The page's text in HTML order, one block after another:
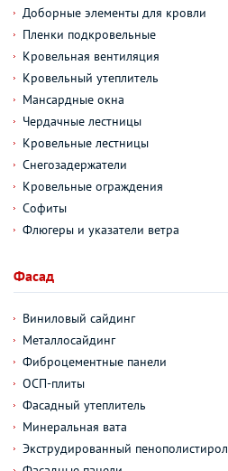
Доборные элементы для кровли
Пленки подкровельные
Кровельная вентиляция
Кровельный утеплитель
Мансардные окна
Чердачные лестницы
Кровельные лестницы
Снегозадержатели
Кровельные ограждения
Софиты
Флюгеры и указатели ветра
Фасад
Виниловый сайдинг
Металлосайдинг
Фиброцементные панели
ОСП-плиты
Фасадный утеплитель
Минеральная вата
Экструдированный пенополистирол